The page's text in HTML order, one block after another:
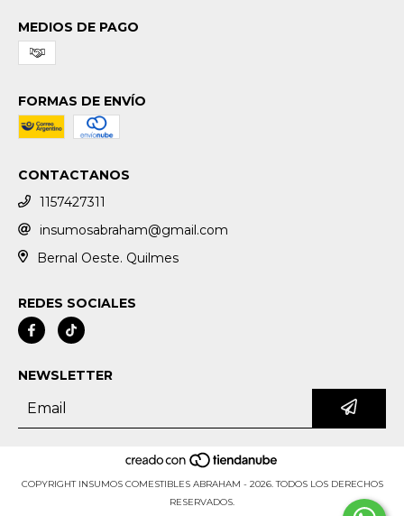
MEDIOS DE PAGO
FORMAS DE ENVÍO
CONTACTANOS
1157427311
insumosabraham@gmail.com
Bernal Oeste. Quilmes
REDES SOCIALES
NEWSLETTER
COPYRIGHT INSUMOS COMESTIBLES ABRAHAM - 2026. TODOS LOS DERECHOS
RESERVADOS.